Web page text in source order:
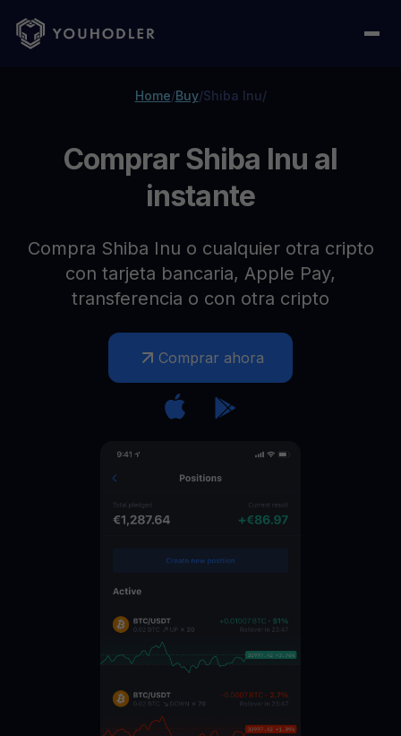
Home/Buy/Shiba Inu/
Comprar Shiba Inu al
instante
Compra Shiba Inu o cualquier otra cripto
con tarjeta bancaria, Apple Pay,
transferencia o con otra cripto
Comprar ahora